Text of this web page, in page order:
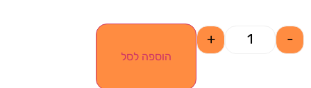
-
+
הוספה לסל